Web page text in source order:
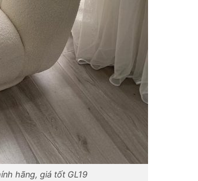
hãng, giá tốt GL19